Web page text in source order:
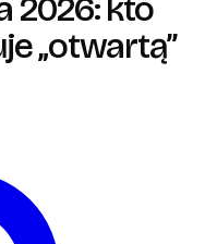
2026: kto
„otwartą”